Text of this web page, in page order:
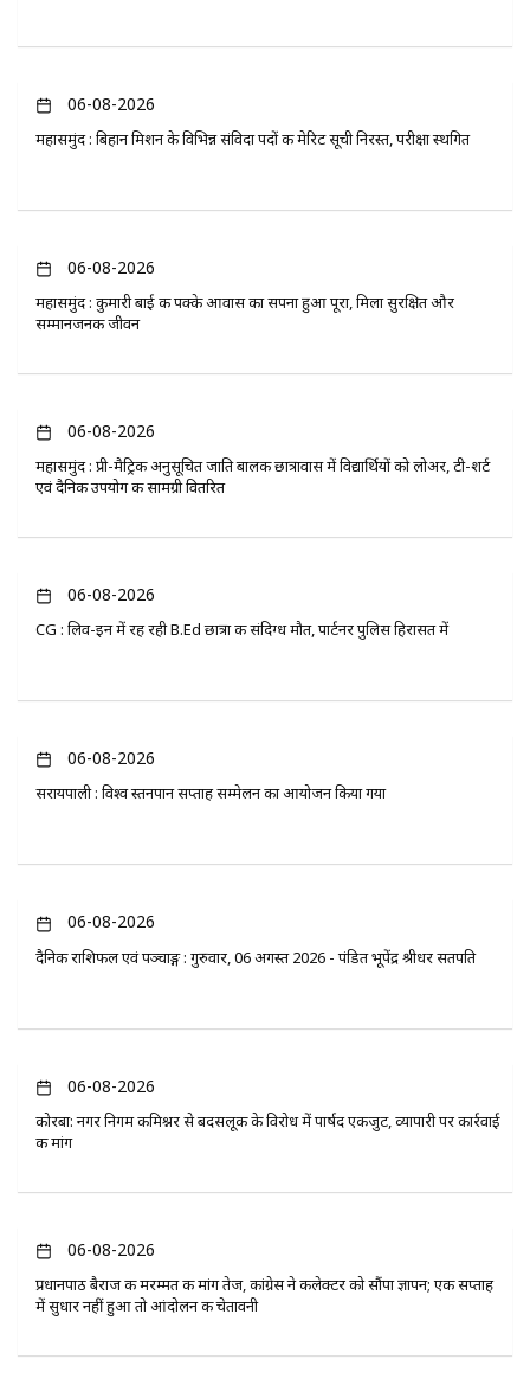
06-08-2026
महासमुंद : बिहान मिशन के विभिन्न संविदा पदों की मेरिट सूची निरस्त, परीक्षा स्थगित
06-08-2026
महासमुंद : कुमारी बाई की पक्के आवास का सपना हुआ पूरा, मिला सुरक्षित और
सम्मानजनक जीवन
06-08-2026
महासमुंद : प्री-मैट्रिक अनुसूचित जाति बालक छात्रावास में विद्यार्थियों को लोअर, टी-शर्ट
एवं दैनिक उपयोग की सामग्री वितरित
06-08-2026
CG : लिव-इन में रह रही B.Ed छात्रा की संदिग्ध मौत, पार्टनर पुलिस हिरासत में
06-08-2026
सरायपाली : विश्व स्तनपान सप्ताह सम्मेलन का आयोजन किया गया
06-08-2026
दैनिक राशिफल एवं पञ्चाङ्ग : गुरुवार, 06 अगस्त 2026 - पंडित भूपेंद्र श्रीधर सतपति
06-08-2026
कोरबा: नगर निगम कमिश्नर से बदसलूकी के विरोध में पार्षद एकजुट, व्यापारी पर कार्रवाई
की मांग
06-08-2026
प्रधानपाठ बैराज की मरम्मत की मांग तेज, कांग्रेस ने कलेक्टर को सौंपा ज्ञापन; एक सप्ताह
में सुधार नहीं हुआ तो आंदोलन की चेतावनी